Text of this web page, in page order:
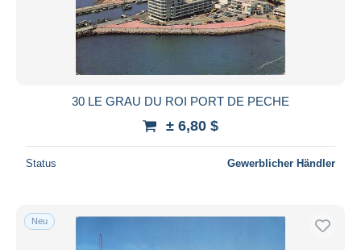
30 LE GRAU DU ROI PORT DE PECHE
± 6,80 $
Status Gewerblicher Händler
Neu